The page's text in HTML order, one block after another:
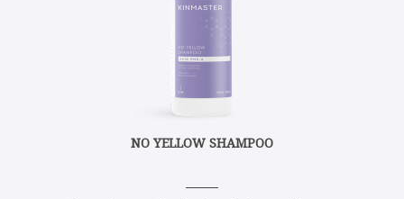
NO YELLOW SHAMPOO